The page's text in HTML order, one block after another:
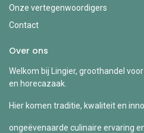
Onze vertegenwoordigers
Contact
Over ons
Welkom bij Lingier, groothandel
en horecazaak.
Hier komen traditie, kwaliteit en
ongeëvenaarde culinaire ervaring